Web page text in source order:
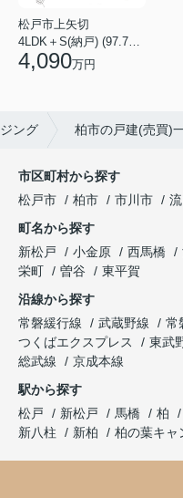
松戸市上矢切
4LDK＋S(納戸) (97.71㎡)
4,090万円
ング 柏市の戸建(売買)
市区町村から探す
松戸市
柏市 市川市
町名から探す
新松戸
小金原 西馬橋
栄町
曽谷
東平賀
沿線から探す
常磐緩行線
武蔵野線 常
つくばエクスプレス
東武
総武線
京成本線
駅から探す
松戸
新松戸 馬橋 柏
新八柱
新柏 柏の葉キャ